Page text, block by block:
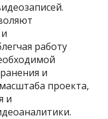
работу
и
проекта,
и